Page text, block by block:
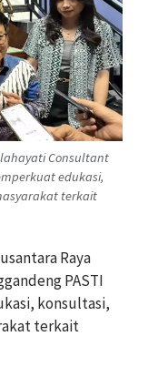
Consultant
edukasi,
terkait
Raya
PASTI
konsultasi,
terkait